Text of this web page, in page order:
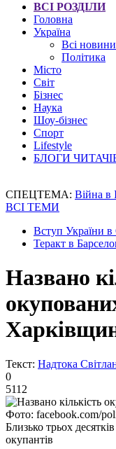
ВСІ РОЗДІЛИ
Головна
Україна
Всі новини
Політика
Місто
Світ
Бізнес
Наука
Шоу-бізнес
Спорт
Lifestyle
БЛОГИ
СПЕЦТЕМА: Війна в
ВСІ ТЕМИ
Вступ України
Теракт в
Названо
Текст: Надтока
0
5112
Фото: facebook.com/
Близько трьох
окупантів